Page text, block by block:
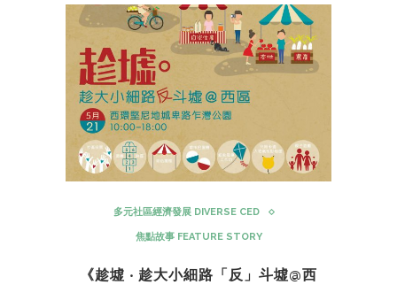
多元社區經濟發展 DIVERSE CED
焦點故事 FEATURE STORY
《趁墟 ‧ 趁大小細路「反」斗墟@西